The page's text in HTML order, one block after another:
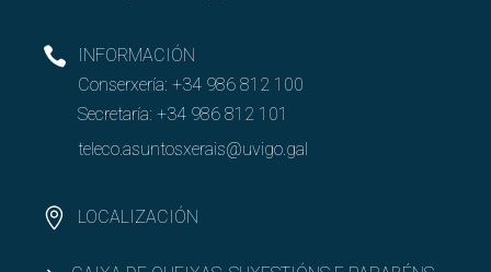
INFORMACIÓN
Conserxería: +34 986 812 100
Secretaría: +34 986 812 101
teleco.asuntosxerais@uvigo.gal
LOCALIZACIÓN